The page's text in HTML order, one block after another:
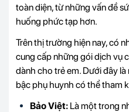
toàn diện, từ những vấn đề
huống phức tạp hơn.
Trên thị trường hiện nay, có
cung cấp những gói dịch vụ
dành cho trẻ em. Dưới đây
bậc phụ huynh có thể tham
Bảo Việt: Là một trong